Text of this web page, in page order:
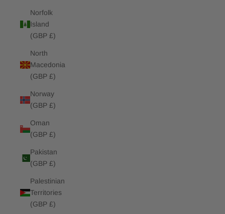
Norfolk
Island
(GBP £)
North
Macedonia
(GBP £)
Norway
(GBP £)
Oman
(GBP £)
Pakistan
(GBP £)
Palestinian
Territories
(GBP £)